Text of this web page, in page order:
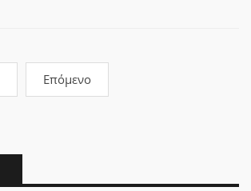
Επόμενο